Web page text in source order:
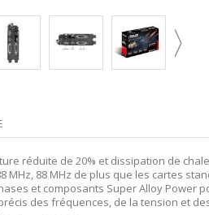
réduite de 20% et dissipation de
MHz, 88 MHz de plus que les cartes
et composants Super Alloy
des fréquences, de la tension et